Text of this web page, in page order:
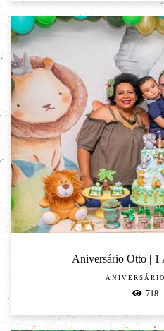
Aniversário Otto | 1
718